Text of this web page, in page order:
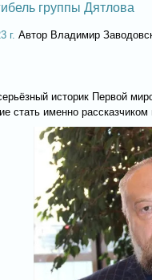
группы Дятлова
г. Автор Владимир
историк Первой
стать именно